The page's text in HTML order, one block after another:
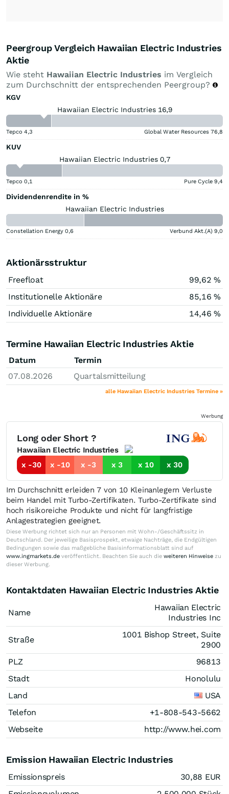
Peergroup Vergleich Hawaiian Electric Industries
Aktie
Wie steht Hawaiian Electric Industries im Vergleich
zum Durchschnitt der entsprechenden Peergroup?
KGV
Hawaiian Electric Industries 16,9
Tepco 4,3 Global Water Resources 76,8
KUV
Hawaiian Electric Industries 0,7
Tepco 0,1 Pure Cycle 9,4
Dividendenrendite in %
Hawaiian Electric Industries
Constellation Energy 0,6 Verbund Akt.(A) 9,0
Aktionärsstruktur
Freefloat
99,62 %
Institutionelle Aktionäre
85,16 %
Individuelle Aktionäre
14,46 %
Termine Hawaiian Electric Industries Aktie
Datum
Termin
07.08.2026
Quartalsmitteilung
alle Hawaiian Electric Industries Termine »
Werbung
Long oder Short ?
Hawaiian Electric Industries
x -30
x -10 x -3 x 3 x 10 x 30
Im Durchschnitt erleiden 7 von 10 Kleinanlegern Verluste
beim Handel mit Turbo-Zertifikaten. Turbo-Zertifikate sind
hoch risikoreiche Produkte und nicht für langfristige
Anlagestrategien geeignet.
Diese Werbung richtet sich nur an Personen mit Wohn-/Geschäftssitz in
Deutschland. Der jeweilige Basisprospekt, etwaige Nachträge, die Endgültigen
Bedingungen sowie das maßgebliche Basisinformationsblatt sind auf
www.ingmarkets.de veröffentlicht. Beachten Sie auch die weiteren Hinweise zu
dieser Werbung.
Kontaktdaten Hawaiian Electric Industries Aktie
Name
Hawaiian Electric
Industries Inc
Straße
1001 Bishop Street, Suite
2900
PLZ
96813
Stadt
Honolulu
Land
USA
Telefon
+1-808-543-5662
Webseite
http://www.hei.com
Emission Hawaiian Electric Industries
Emissionspreis 30,88 EUR